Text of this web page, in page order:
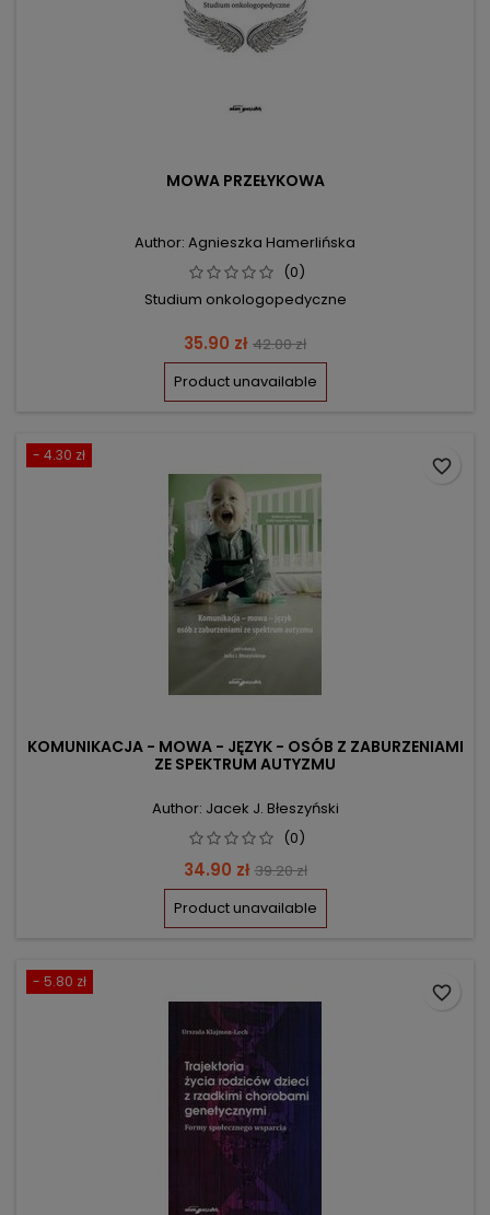
MOWA PRZEŁYKOWA
Author: Agnieszka Hamerlińska
(0)
Studium onkologopedyczne
Price
35.90 zł Regular
price
42.00 zł
Product unavailable
- 4.30 zł
KOMUNIKACJA - MOWA - JĘZYK - OSÓB Z ZABURZENIAMI
ZE SPEKTRUM AUTYZMU
Author: Jacek J. Błeszyński
(0)
Price
34.90 zł Regular
price
39.20 zł
Product unavailable
favorite_border
- 5.80 zł
favorite_border